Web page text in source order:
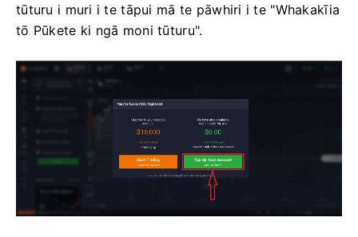
tūturu i muri i te tāpui mā te pāwhiri i te "Whakakīia
tō Pūkete ki ngā moni tūturu".